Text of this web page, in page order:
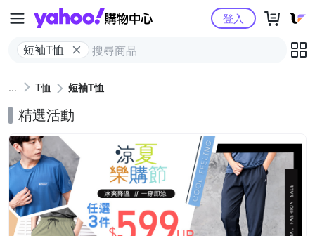
Yahoo購物中心
短袖T恤
登入
T恤 短袖T恤
精選活動